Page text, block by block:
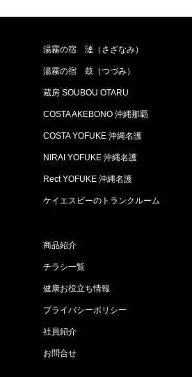
湯霧の宿 漣（さざなみ）
湯霧の宿 鼓（つづみ）
蔵房 SOUBOU OTARU
COSTA AKEBONO 沖縄那覇
COSTA YOFUKE 沖縄名護
NIRAI YOFUKE 沖縄名護
Rect YOFUKE 沖縄名護
ケイエスビーのトランクルーム
商品紹介
チラシ一覧
健康お役立ち情報
プライバシーポリシー
社員紹介
お問合せ